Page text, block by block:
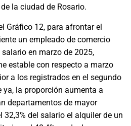
la ciudad de Rosario.
Gráfico 12, para afrontar el
un empleado de comercio
en marzo de 2025,
estable con respecto a marzo
a los registrados en el segundo
ya, la proporción aumenta a
departamentos de mayor
32,3% del salario el alquiler de un